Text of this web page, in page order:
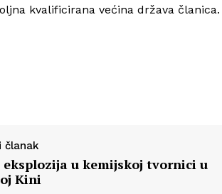
kvalificirana većina država članica.
članak
eksplozija u kemijskoj tvornici u
Kini